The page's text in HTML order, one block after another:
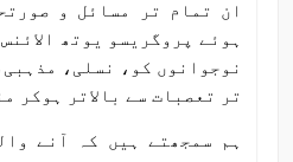
ان تمام تر مسائل و
ہوئے پروگریسو یوتھ
نوجوانوں کو، نسلی،
تر تعصبات سے بالاتر ہوکر
ہم سمجھتے ہیں کہ آنے